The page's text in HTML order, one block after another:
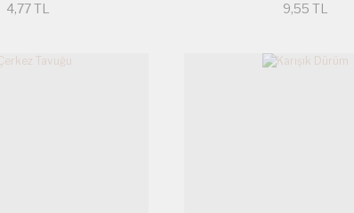
4,77 TL 9,55 TL